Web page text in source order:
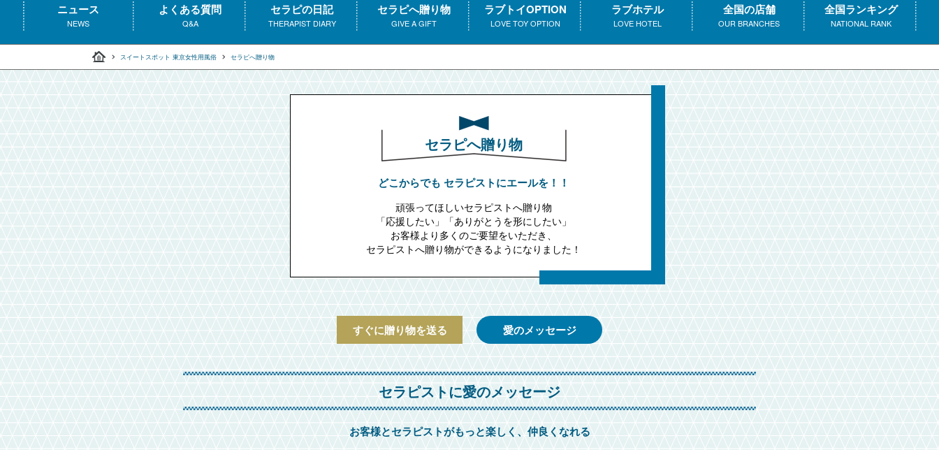
ニュース
NEWS
よくある質問
Q&A
セラピの日記
THERAPIST DIARY
セラピへ贈り物
GIVE A GIFT
ラブトイOPTION
LOVE TOY OPTION
ラブホテル
LOVE HOTEL
全国の店舗
OUR BRANCHES
全国ランキング
NATIONAL RANK
スイートスポット 東京女性用風俗 セラピへ贈り物
セラピへ贈り物
どこからでも セラピストにエールを！！
頑張ってほしいセラピストへ贈り物
「応援したい」「ありがとうを形にしたい」
お客様より多くのご要望をいただき、
セラピストへ贈り物ができるようになりました！
すぐに贈り物を送る 愛のメッセージ
セラピストに愛のメッセージ
お客様とセラピストがもっと楽しく、仲良くなれる